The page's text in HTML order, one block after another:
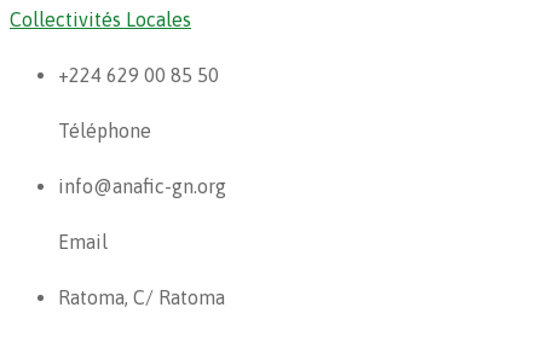
+224 629 00 85 50
Téléphone
info@anafic-gn.org
Email
Ratoma, C/ Ratoma